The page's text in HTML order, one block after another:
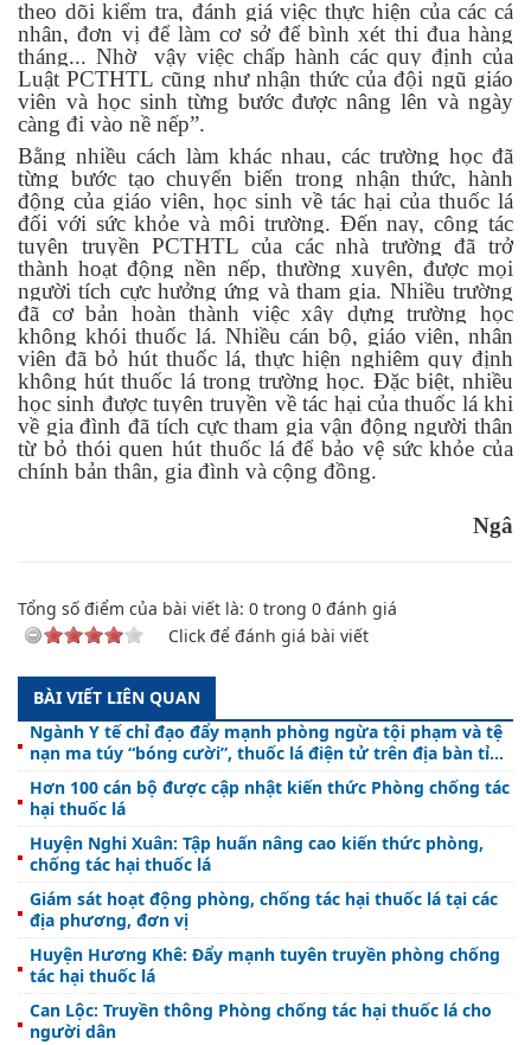
theo dõi kiểm tra, đánh giá việc thực hiện của các cá
nhân, đơn vị để làm cơ sở để bình xét thi đua hàng
tháng... Nhờ vậy việc chấp hành các quy định của
Luật PCTHTL cũng như nhận thức của đội ngũ giáo
viên và học sinh từng bước được nâng lên và ngày
càng đi vào nề nếp”.
Bằng nhiều cách làm khác nhau, các trường học đã
từng bước tạo chuyển biến trong nhận thức, hành
động của giáo viên, học sinh về tác hại của thuốc lá
đối với sức khỏe và môi trường. Đến nay, công tác
tuyên truyền PCTHTL của các nhà trường đã trở
thành hoạt động nền nếp, thường xuyên, được mọi
người tích cực hưởng ứng và tham gia. Nhiều trường
đã cơ bản hoàn thành việc xây dựng trường học
không khói thuốc lá. Nhiều cán bộ, giáo viên, nhân
viên đã bỏ hút thuốc lá, thực hiện nghiêm quy định
không hút thuốc lá trong trường học. Đặc biệt, nhiều
học sinh được tuyên truyền về tác hại của thuốc lá khi
về gia đình đã tích cực tham gia vận động người thân
từ bỏ thói quen hút thuốc lá để bảo vệ sức khỏe của
chính bản thân, gia đình và cộng đồng.
Ngân
Tổng số điểm của bài viết là: 0 trong 0 đánh giá
Click để đánh giá bài viết
BÀI VIẾT LIÊN QUAN
Ngành Y tế chỉ đạo đẩy mạnh phòng ngừa tội phạm và tệ
nạn ma túy “bóng cười”, thuốc lá điện tử trên địa bàn tỉnh
Hà Tĩnh
Hơn 100 cán bộ được cập nhật kiến thức Phòng chống tác
hại thuốc lá
Huyện Nghi Xuân: Tập huấn nâng cao kiến thức phòng,
chống tác hại thuốc lá
Giám sát hoạt động phòng, chống tác hại thuốc lá tại các
địa phương, đơn vị
Huyện Hương Khê: Đẩy mạnh tuyên truyền phòng chống
tác hại thuốc lá
Can Lộc: Truyền thông Phòng chống tác hại thuốc lá cho
người dân